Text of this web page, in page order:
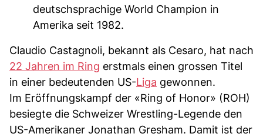
deutschsprachige World Champion in
Amerika seit 1982.
Claudio Castagnoli, bekannt als Cesaro, hat nach
22 Jahren im Ring erstmals einen grossen Titel
in einer bedeutenden US-Liga gewonnen.
Im Eröffnungskampf der «Ring of Honor» (ROH)
besiegte die Schweizer Wrestling-Legende den
US-Amerikaner Jonathan Gresham. Damit ist der